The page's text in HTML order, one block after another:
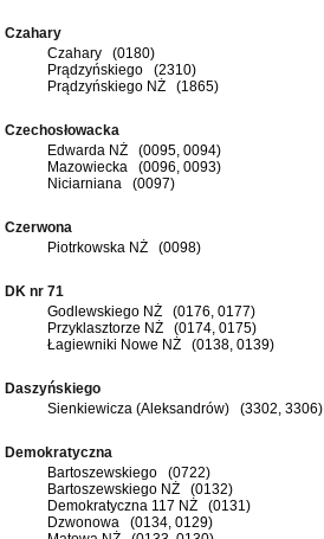
Czahary
Czahary (0180)
Prądzyńskiego (2310)
Prądzyńskiego NŻ (1865)
Czechosłowacka
Edwarda NŻ (0095, 0094)
Mazowiecka (0096, 0093)
Niciarniana (0097)
Czerwona
Piotrkowska NŻ (0098)
DK nr 71
Godlewskiego NŻ (0176, 0177)
Przyklasztorze NŻ (0174, 0175)
Łagiewniki Nowe NŻ (0138, 0139)
Daszyńskiego
Sienkiewicza (Aleksandrów) (3302, 3306)
Demokratyczna
Bartoszewskiego (0722)
Bartoszewskiego NŻ (0132)
Demokratyczna 117 NŻ (0131)
Dzwonowa (0134, 0129)